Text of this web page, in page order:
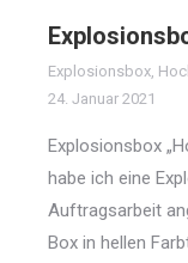
Explosionsbox,
24. Januar 2021
Explosionsbox
habe ich eine
Auftragsarbeit
Box in hellen